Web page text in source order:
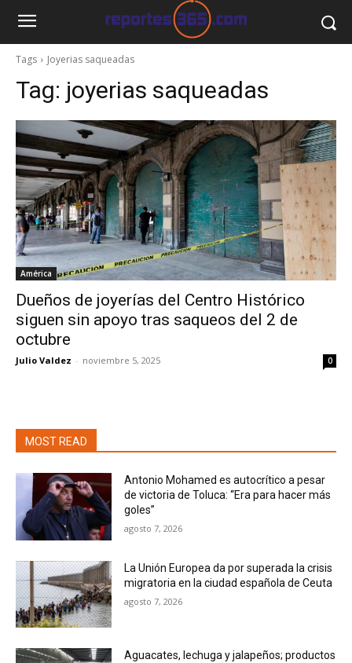
Tags Joyerias saqueadas
Tag: joyerias saqueadas
América
Dueños de joyerías del Centro Histórico
siguen sin apoyo tras saqueos del 2 de
octubre
Julio Valdez - noviembre 5, 2025 0
MOST READ
Antonio Mohamed es autocrítico a pesar
de victoria de Toluca: “Era para hacer más
goles”
agosto 7, 2026
La Unión Europea da por superada la crisis
migratoria en la ciudad española de Ceuta
agosto 7, 2026
Aguacates, lechuga y jalapeños; productos